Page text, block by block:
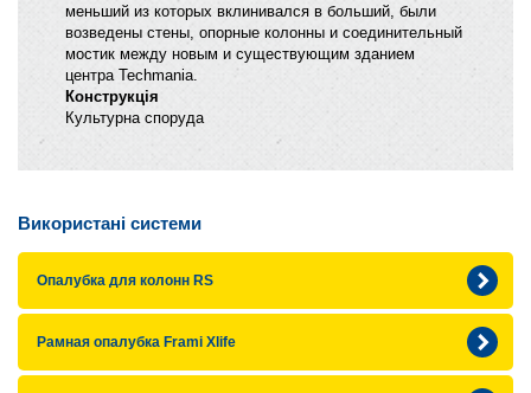
меньший из которых вклинивался в больший, были
возведены стены, опорные колонны и соединительный
мостик между новым и существующим зданием
центра Techmania.
Конструкція
Культурна споруда
Використані системи
Опалубка для колонн RS
Рамная опалубка Frami Xlife